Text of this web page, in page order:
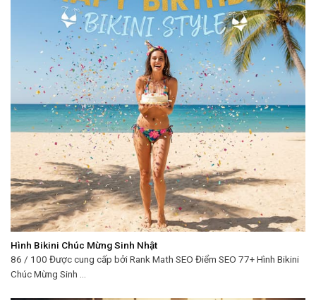
Hình Bikini Chúc Mừng Sinh Nhật
86 / 100 Được cung cấp bởi Rank Math SEO Điểm SEO 77+ Hình Bikini
Chúc Mừng Sinh ...